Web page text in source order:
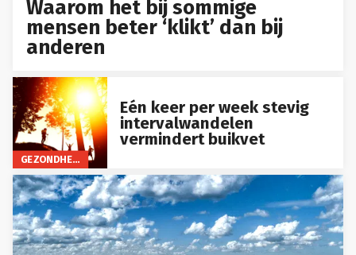
Waarom het bij sommige
mensen beter ‘klikt’ dan bij
anderen
GEZONDHEID
Eén keer per week stevig
intervalwandelen
vermindert buikvet